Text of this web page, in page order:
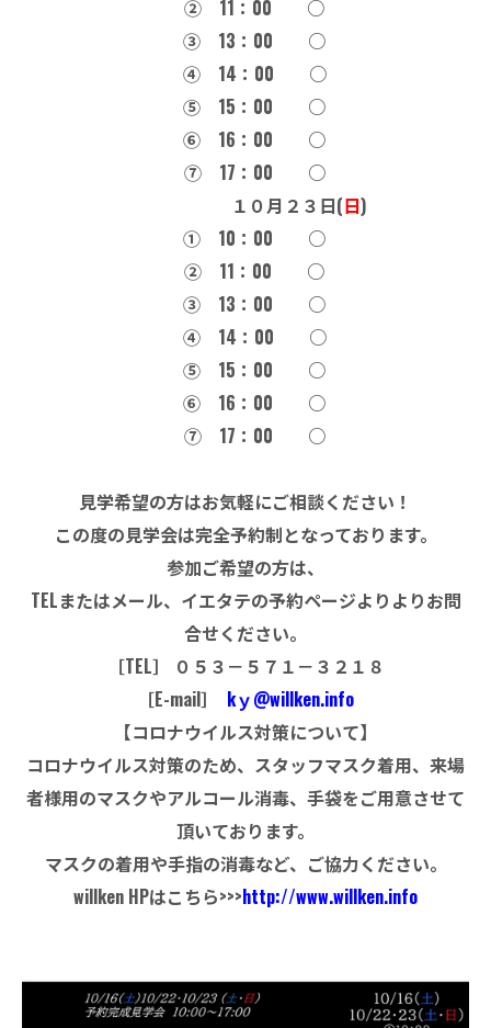
② 11：00 ○
③ 13：00 ○
④ 14：00 ○
⑤ 15：00 ○
➅ 16：00 ○
⑦ 17：00 ○
１０月２３日(日)
① 10：00 ○
② 11：00 ○
③ 13：00 ○
④ 14：00 ○
⑤ 15：00 ○
➅ 16：00 ○
⑦ 17：00 ○
見学希望の方はお気軽にご相談ください！
この度の見学会は完全予約制となっております。
参加ご希望の方は、
TELまたはメール、イエタテの予約ページよりよりお問
合せください。
［TEL］ ０５３－５７１－３２１８
［E-mail］
kｙ@willken.info
【コロナウイルス対策について】
コロナウイルス対策のため、スタッフマスク着用、来場
者様用のマスクやアルコール消毒、手袋をご用意させて
頂いております。
マスクの着用や手指の消毒など、ご協力ください。
willken HPはこちら>>>http://www.willken.info